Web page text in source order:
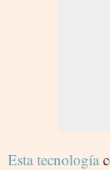
Esta tecnología